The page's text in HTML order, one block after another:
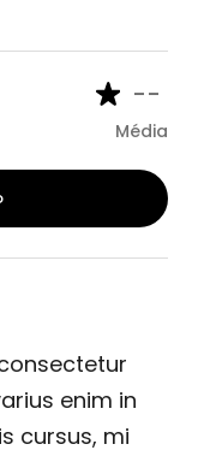
--
Média
enim in
cursus, mi